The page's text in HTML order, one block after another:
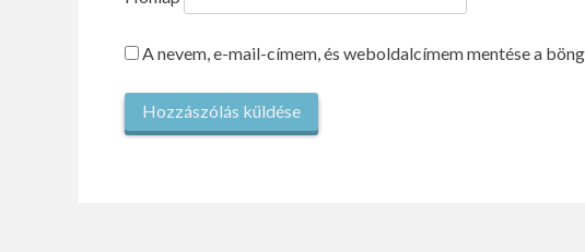
A nevem, e-mail-címem, és weboldalcímem mentése a